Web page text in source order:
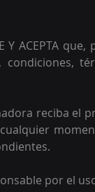
Y ACEPTA
reciba el
por el